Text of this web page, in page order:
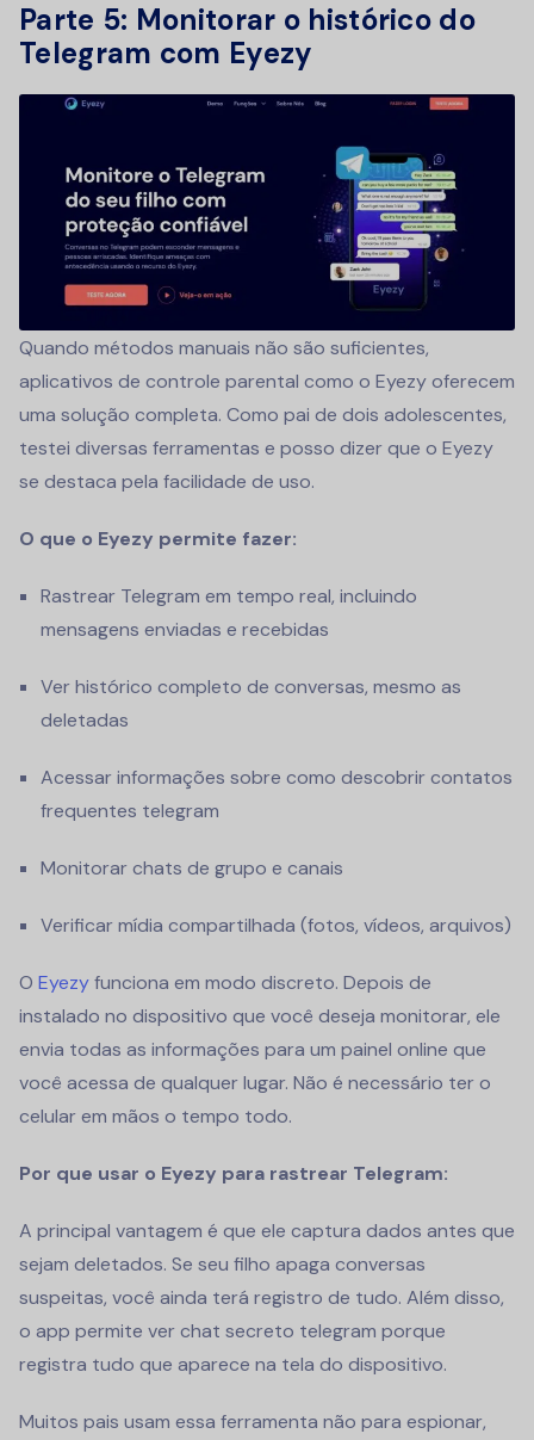
Parte 5: Monitorar o histórico do
Telegram com Eyezy
Quando métodos manuais não são suficientes,
aplicativos de controle parental como o Eyezy oferecem
uma solução completa. Como pai de dois adolescentes,
testei diversas ferramentas e posso dizer que o Eyezy
se destaca pela facilidade de uso.
O que o Eyezy permite fazer:
Rastrear Telegram em tempo real, incluindo
mensagens enviadas e recebidas
Ver histórico completo de conversas, mesmo as
deletadas
Acessar informações sobre como descobrir contatos
frequentes telegram
Monitorar chats de grupo e canais
Verificar mídia compartilhada (fotos, vídeos, arquivos)
O Eyezyfunciona em modo discreto. Depois de
instalado no dispositivo que você deseja monitorar, ele
envia todas as informações para um painel online que
você acessa de qualquer lugar. Não é necessário ter o
celular em mãos o tempo todo.
Por que usar o Eyezy para rastrear Telegram:
A principal vantagem é que ele captura dados antes que
sejam deletados. Se seu filho apaga conversas
suspeitas, você ainda terá registro de tudo. Além disso,
o app permite ver chat secreto telegram porque
registra tudo que aparece na tela do dispositivo.
Muitos pais usam essa ferramenta não para espionar,